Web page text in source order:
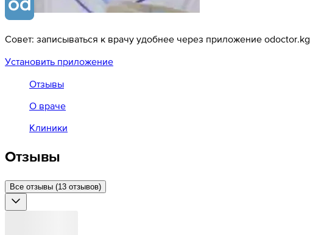
Совет: записываться к врачу удобнее через приложение odoctor.kg
Установить приложение
Отзывы
О враче
Клиники
Отзывы
Все отзывы (13 отзывов)